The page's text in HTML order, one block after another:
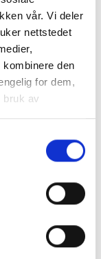
vår. Vi deler
nettstedet
den
for dem,
bruk av